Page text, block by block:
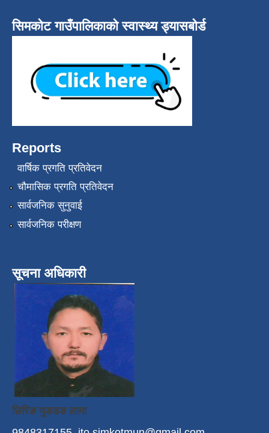
सिमकोट गाउँपालिकाको स्वास्थ्य ड्यासबोर्ड
Reports
वार्षिक प्रगति प्रतिवेदन
चौमासिक प्रगति प्रतिवेदन
सार्वजनिक सुनुवाई
सार्वजनिक परीक्षण
सूचना अधिकारी
छिरिङ युङडङ लामा